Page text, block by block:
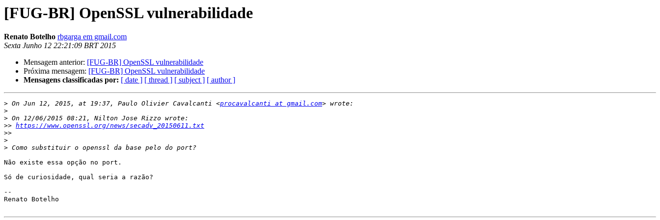
[FUG-BR] OpenSSL vulnerabilidade
Renato Botelho rbgarga em gmail.com
Sexta Junho 12 22:21:09 BRT 2015
Mensagem anterior: [FUG-BR] OpenSSL vulnerabilidade
Próxima mensagem: [FUG-BR] OpenSSL vulnerabilidade
Mensagens classificadas por: [ date ] [ thread ] [ subject ] [ author ]
> On Jun 12, 2015, at 19:37, Paulo Olivier Cavalcanti <procavalcanti at gmail.com
>
>
>> https://www.openssl.org/news/secadv_20150611.txt
>>
>
>
Não existe essa opção no port.
Só de curiosidade, qual seria a razão?
--
Renato Botelho